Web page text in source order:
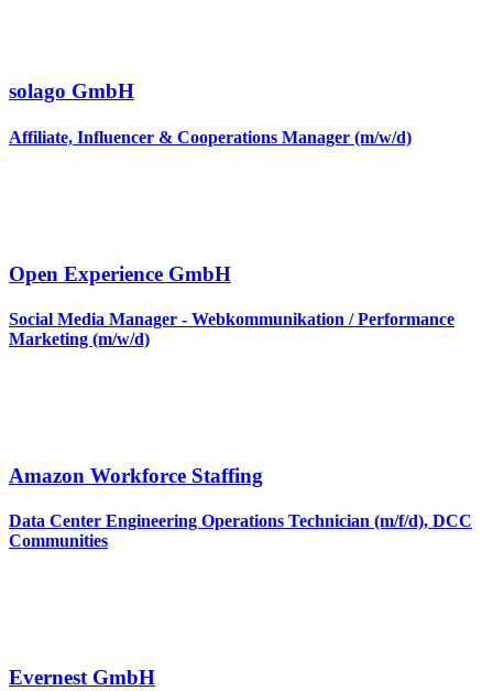
solago GmbH
Affiliate, Influencer & Cooperations Manager (m/w/d)
Open Experience GmbH
Social Media Manager - Webkommunikation / Performance
Marketing (m/w/d)
Amazon Workforce Staffing
Data Center Engineering Operations Technician (m/f/d), DCC
Communities
Evernest GmbH